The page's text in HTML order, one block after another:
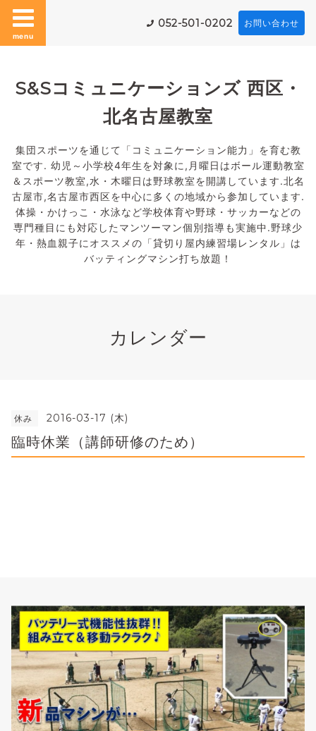
menu
052-501-0202 お問い合わせ
S&Sコミュニケーションズ 西区・
北名古屋教室
集団スポーツを通じて「コミュニケーション能力」を育む教
室です. 幼児～小学校4年生を対象に,月曜日はボール運動教室
＆スポーツ教室,水・木曜日は野球教室を開講しています.北名
古屋市,名古屋市西区を中心に多くの地域から参加しています.
体操・かけっこ・水泳など学校体育や野球・サッカーなどの
専門種目にも対応したマンツーマン個別指導も実施中.野球少
年・熱血親子にオススメの「貸切り屋内練習場レンタル」は
バッティングマシン打ち放題！
カレンダー
休み 2016-03-17 (木)
臨時休業（講師研修のため）